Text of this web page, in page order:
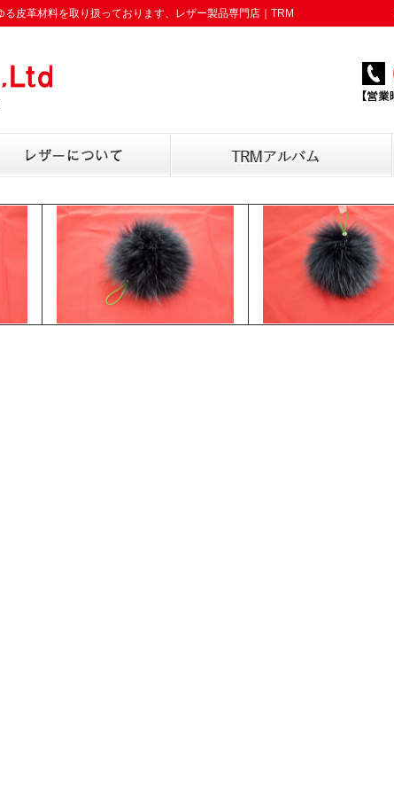
皮革材料を取り扱っております、レザー製品専門店｜TRM